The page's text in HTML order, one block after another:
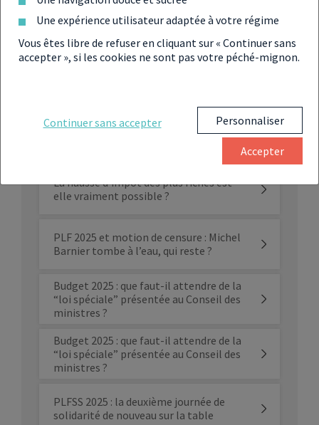
FINANCES POUR 2025
Budget 2025 : impôt, entreprises,
Impôts : l’exit tax fait son grand retour
La hausse d’impôt des plus riches est-
elle vraiment possible ?
PLF 2025 et motion de censure : Michel
Barnier tombe à l’eau, qui reste ?
Budget 2025 : que faut-il attendre de la
“loi spéciale” présentée au Conseil des
ministres ?
Budget 2025 : que faut-il attendre de la
“loi spéciale” présentée au Conseil des
ministres ?
PLFSS 2025 : la deuxième journée de
solidarité de nouveau sur la table
Une expérience utilisateur adaptée à votre régime
Vous êtes libre de refuser en cliquant sur « Continuer sans
accepter », si les cookies ne sont pas votre péché-mignon.
Continuer sans accepter Personnaliser
Accepter